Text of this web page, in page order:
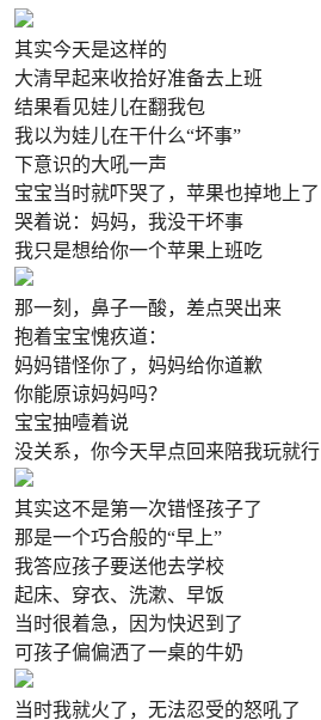
其实今天是这样的
大清早起来收拾好准备去上班
结果看见娃儿在翻我包
我以为娃儿在干什么“坏事”
下意识的大吼一声
宝宝当时就吓哭了，苹果也掉地上了
哭着说：妈妈，我没干坏事
我只是想给你一个苹果上班吃
那一刻，鼻子一酸，差点哭出来
抱着宝宝愧疚道：
妈妈错怪你了，妈妈给你道歉
你能原谅妈妈吗？
宝宝抽噎着说
没关系，你今天早点回来陪我玩就行
其实这不是第一次错怪孩子了
那是一个巧合般的“早上”
我答应孩子要送他去学校
起床、穿衣、洗漱、早饭
当时很着急，因为快迟到了
可孩子偏偏洒了一桌的牛奶
当时我就火了，无法忍受的怒吼了